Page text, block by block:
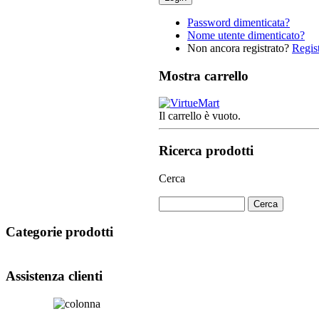
Password dimenticata?
Nome utente dimenticato?
Non ancora registrato?
Mostra carrello
Il carrello è vuoto.
Ricerca prodotti
Cerca
Categorie prodotti
Assistenza clienti